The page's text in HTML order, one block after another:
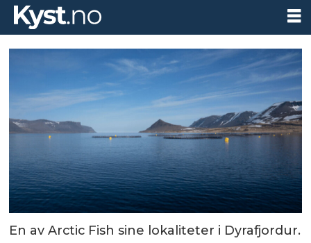
En av Arctic Fish sine lokaliteter i Dyrafjordur.